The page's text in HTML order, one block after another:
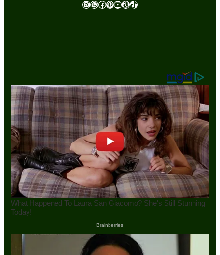
InstagramWhatsApp Facebook Pinterest Youtube Amazon TikTok